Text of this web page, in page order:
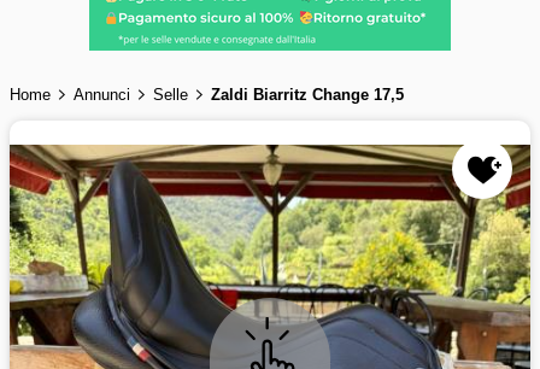
Home Annunci Selle Zaldi Biarritz Change 17,5